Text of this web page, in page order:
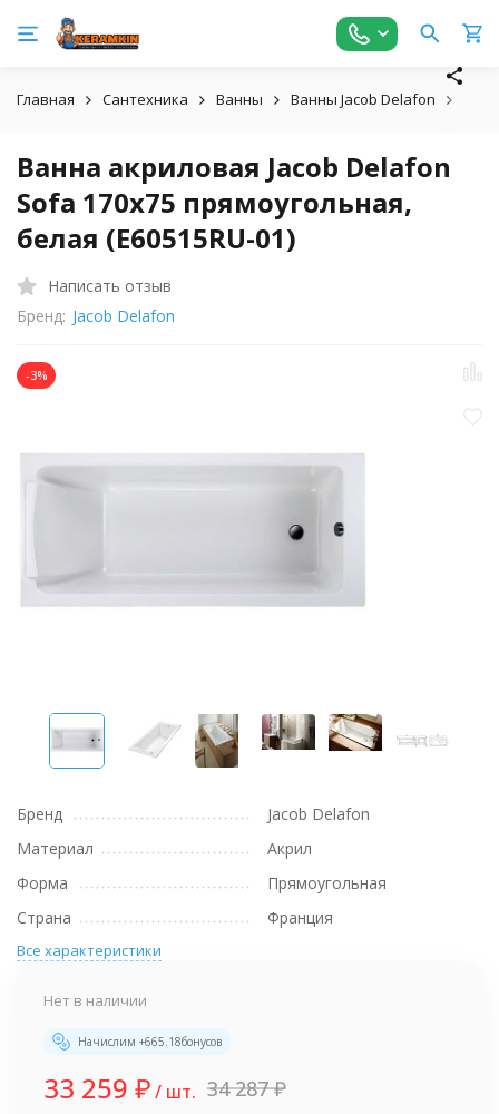
Главная Сантехника Ванны Ванны Jacob Delafon
Ванна акриловая Jacob Delafon
Sofa 170x75 прямоугольная,
белая (E60515RU-01)
Написать отзыв
Бренд: Jacob Delafon
-3%
Бренд
Jacob Delafon
Материал
Акрил
Форма
Прямоугольная
Страна
Франция
Все характеристики
Нет в наличии
Начислим +665.18бонусов
33 259 ₽/ шт. 34 287₽